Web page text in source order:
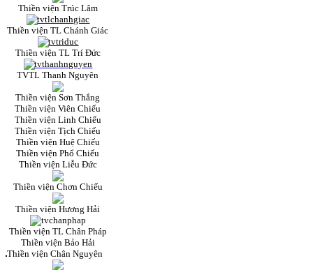
Thiền viện Trúc Lâm
Thiền viện TL Chánh Giác
Thiền viện TL Trí Đức
TVTL Thanh Nguyên
Thiền viện Sơn Thắng
Thiền viện Viên Chiếu
Thiền viện Linh Chiếu
Thiền viện Tịch Chiếu
Thiền viện Huệ Chiếu
Thiền viện Phổ Chiếu
Thiền viện Liễu Đức
Thiền viện Chơn Chiếu
Thiền viện Hương Hải
Thiền viện TL Chân Pháp
Thiền viện Bảo Hải
Thiền viện Chân Nguyên